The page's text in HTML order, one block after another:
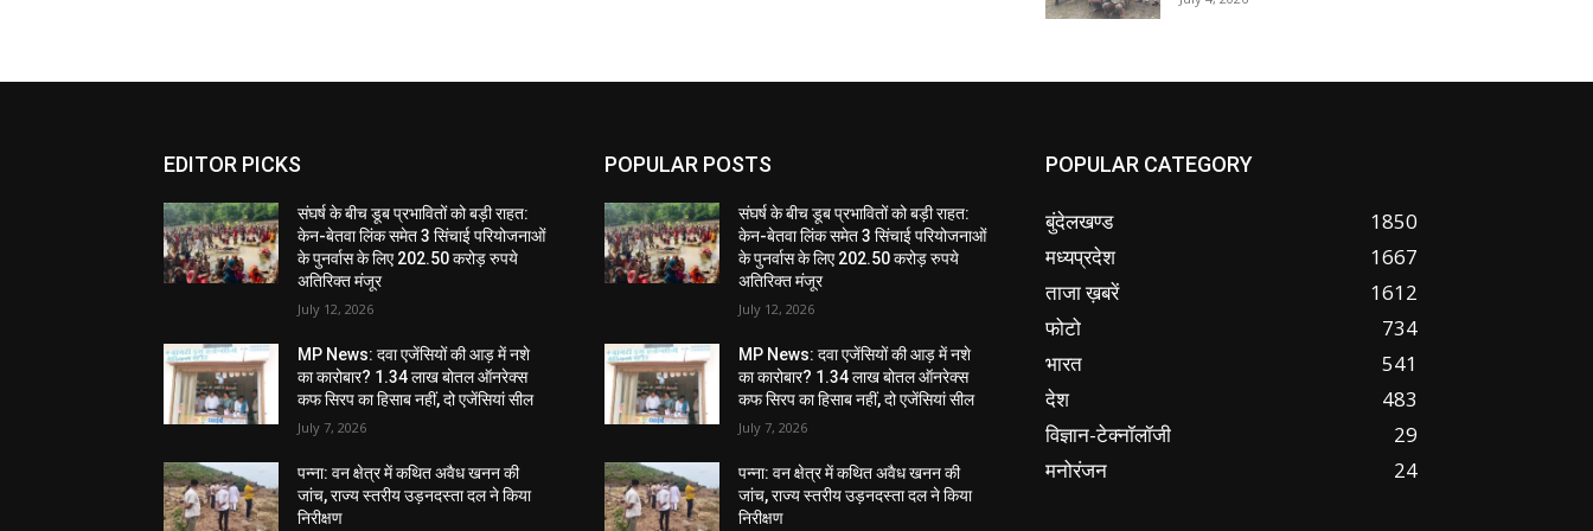
EDITOR PICKS
संघर्ष के बीच डूब प्रभावितों को बड़ी राहत:
केन-बेतवा लिंक समेत 3 सिंचाई परियोजनाओं
के पुनर्वास के लिए 202.50 करोड़ रुपये
अतिरिक्त मंजूर
July 12, 2026
MP News: दवा एजेंसियों की आड़ में नशे
का कारोबार? 1.34 लाख बोतल ऑनरेक्स
कफ सिरप का हिसाब नहीं, दो एजेंसियां सील
July 7, 2026
पन्ना: वन क्षेत्र में कथित अवैध खनन की
जांच, राज्य स्तरीय उड़नदस्ता दल ने किया
निरीक्षण
POPULAR POSTS
संघर्ष के बीच डूब प्रभावितों को बड़ी राहत:
केन-बेतवा लिंक समेत 3 सिंचाई परियोजनाओं
के पुनर्वास के लिए 202.50 करोड़ रुपये
अतिरिक्त मंजूर
July 12, 2026
MP News: दवा एजेंसियों की आड़ में नशे
का कारोबार? 1.34 लाख बोतल ऑनरेक्स
कफ सिरप का हिसाब नहीं, दो एजेंसियां सील
July 7, 2026
पन्ना: वन क्षेत्र में कथित अवैध खनन की
जांच, राज्य स्तरीय उड़नदस्ता दल ने किया
निरीक्षण
POPULAR CATEGORY
बुंदेलखण्ड
1850
मध्यप्रदेश
1667
ताजा ख़बरें
1612
फोटो
734
भारत
541
देश
483
विज्ञान-टेक्नॉलॉजी
29
मनोरंजन
24